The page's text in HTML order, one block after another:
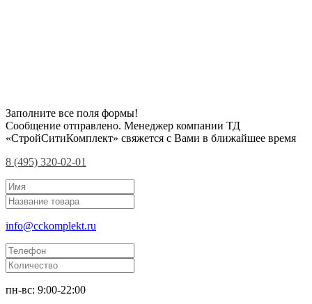
Заполните все поля формы!
Сообщение отправлено. Менеджер компании ТД
«СтройСитиКомплект» свяжется с Вами в ближайшее время
8 (495) 320-02-01
info@cckomplekt.ru
пн-вс: 9:00-22:00